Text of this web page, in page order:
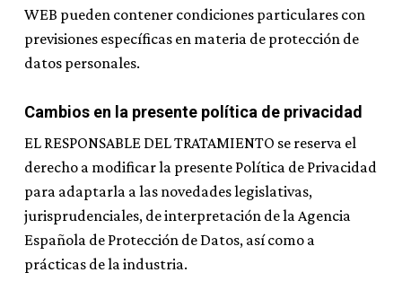
WEB pueden contener condiciones particulares con
previsiones específicas en materia de protección de
datos personales.
Cambios en la presente política de privacidad
EL RESPONSABLE DEL TRATAMIENTO se reserva el
derecho a modificar la presente Política de Privacidad
para adaptarla a las novedades legislativas,
jurisprudenciales, de interpretación de la Agencia
Española de Protección de Datos, así como a
prácticas de la industria.